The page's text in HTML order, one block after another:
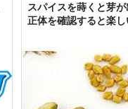
スパイスを蒔くと芽
正体を確認すると楽